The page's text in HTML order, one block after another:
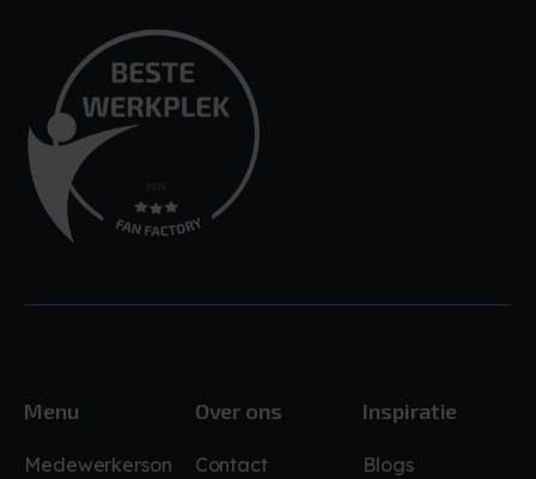
Menu
Medewerkerson
Over ons
Contact
Inspiratie
Blogs